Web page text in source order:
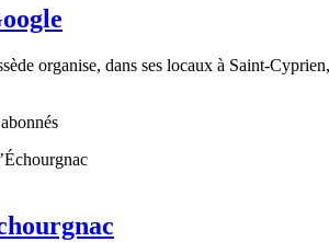
organise, dans ses locaux à Saint-